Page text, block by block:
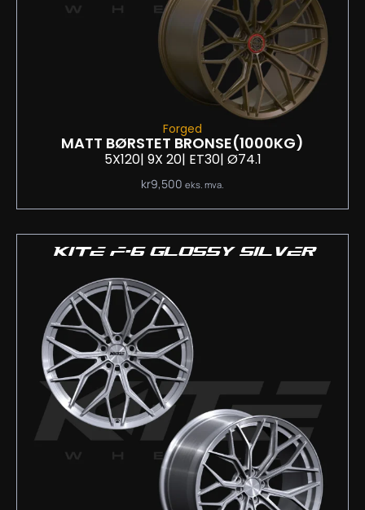
Forged
MATT BØRSTET BRONSE(1000KG)
5X120| 9X 20| ET30| Ø74.1
kr9,500 eks. mva.
KITE F-6 GLOSSY SILVER